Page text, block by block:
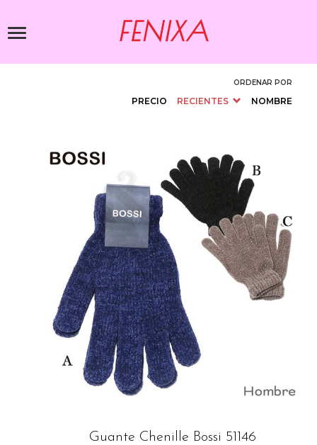
contenido
Toggle
ORDENAR POR
PRECIO RECIENTES NOMBRE
Guante Chenille Bossi 51146